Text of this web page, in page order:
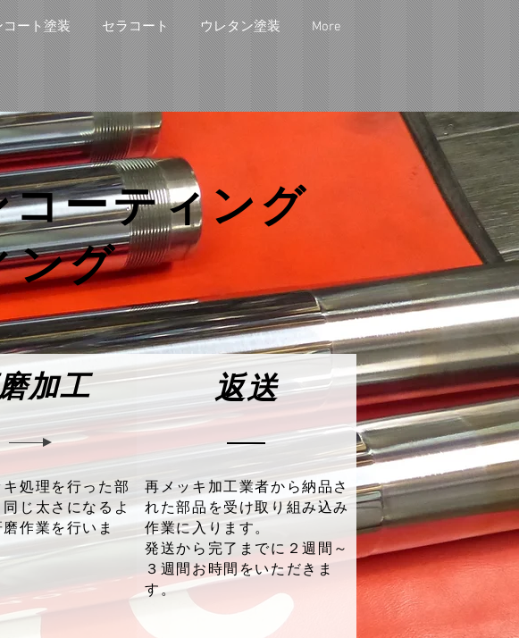
コート塗装 セラコート ウレタン塗装 More
ーティング
ング
加工
処理を行った部
じ太さになるよ
磨作業を行いま
返送
再メッキ加工業者から納品さ
れた部品を受け取り組み込み
作業に入ります。
発送から完了までに２週間～
３週間お時間をいただきま
す。